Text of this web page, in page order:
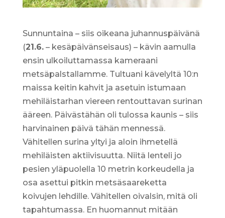
Sunnuntaina – siis oikeana juhannuspäivänä
(21.6.– kesäpäivänseisaus) – kävin aamulla
ensin ulkoiluttamassa kameraani
metsäpalstallamme. Tultuani kävelyltä 10:n
maissa keitin kahvit ja asetuin istumaan
mehiläistarhan viereen rentouttavan surinan
ääreen. Päivästähän oli tulossa kaunis – siis
harvinainen päivä tähän mennessä.
Vähitellen surina yltyi ja aloin ihmetellä
mehiläisten aktiivisuutta. Niitä lenteli jo
pesien yläpuolella 10 metrin korkeudella ja
osa asettui pitkin metsäsaareketta
koivujen lehdille. Vähitellen oivalsin, mitä oli
tapahtumassa. En huomannut mitään